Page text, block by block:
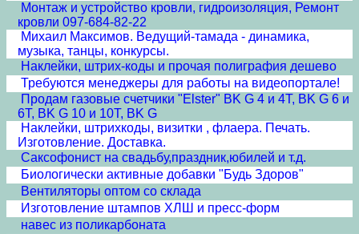
Монтаж и устройство кровли, гидроизоляция, Ремонт
кровли 097-684-82-22
Михаил Максимов. Ведущий-тамада - динамика,
музыка, танцы, конкурсы.
Наклейки, штрих-коды и прочая полиграфия дешево
Требуются менеджеры для работы на видеопортале!
Продам газовые счетчики "Elster" BK G 4 и 4T, BK G 6 и
6T, BK G 10 и 10T, BK G
Наклейки, штрихкоды, визитки , флаера. Печать.
Изготовление. Доставка.
Cаксофонист на свадьбу,праздник,юбилей и т.д.
Биологически активные добавки "Будь Здоров"
Вентиляторы оптом со склада
Изготовление штампов ХЛШ и пресс-форм
навес из поликарбоната